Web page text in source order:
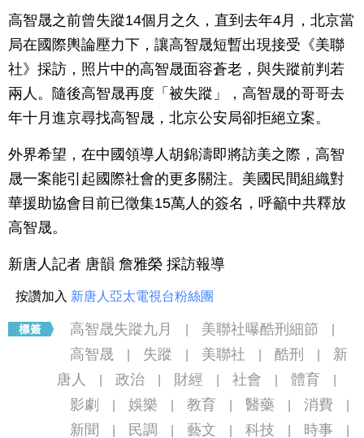
高智晟之前曾失蹤14個月之久，直到去年4月，北京當
局在國際輿論壓力下，讓高智晟短暫出現接受《美聯
社》採訪，照片中的高智晟面容蒼老，與失蹤前判若
兩人。隨後高智晟再度「被失蹤」，高智晟的哥哥去
年十月進京尋找高智晟，北京公安局卻拒絕立案。
外界希望，在中國領導人胡錦濤即將訪美之際，高智
晟一案能引起國際社會的更多關注。美國民間組織對
華援助協會目前已徵集15萬人的簽名，呼籲中共釋放
高智晟。
新唐人記者 唐韻 詹雅榮 採訪報導
按讚加入 新唐人亞太電視台粉絲團
高智晟失蹤九月 美聯社曝酷刑細節
高智晟 失蹤 美聯社 酷刑
新
唐人
政治 財經 社會 體育
影劇 娛樂 教育 醫藥 消費
新聞 民調 藝文 科技 時事